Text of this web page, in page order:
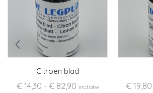
Citroen blad
€14,30 - €82,90Prijsklasse:
incl.btw €19,80